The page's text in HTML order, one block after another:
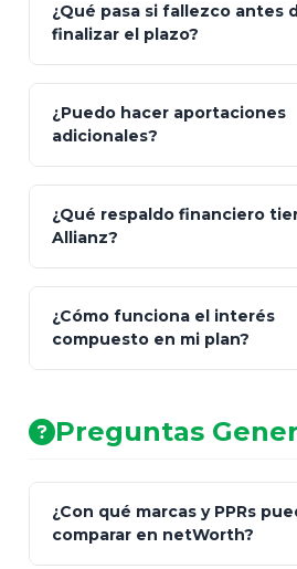
"Switching" (cambio de
¿Qué pasa si fallezco antes
finalizar el plazo?
beneficiarios designados
¿Puedo hacer aportaciones
adicionales?
¿Qué respaldo financiero
Allianz?
AA (Muy Fuerte)
¿Cómo funciona el interés
compuesto en mi plan?
Preguntas
¿Con qué marcas y PPRs
comparar en netWorth?